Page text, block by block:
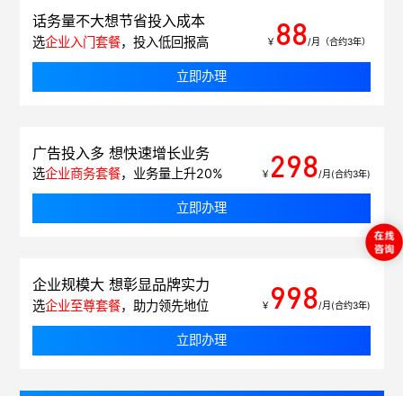
话务量不大想节省投入成本
选企业入门套餐，投入低回报高 ￥ 88/月（合约3年）
立即办理
广告投入多 想快速增长业务
选企业商务套餐，业务量上升20% ￥ 298/月(合约3年)
立即办理
企业规模大 想彰显品牌实力
选企业至尊套餐，助力领先地位 ￥ 998/月(合约3年)
立即办理